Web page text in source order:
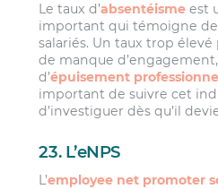
Le taux d’absentéisme est
important qui témoigne
salariés. Un taux trop
de manque
d’épuisement professionnel
important de suivre cet
d’investiguer dès qu’il
23. L’eNPS
L’employee net promoter